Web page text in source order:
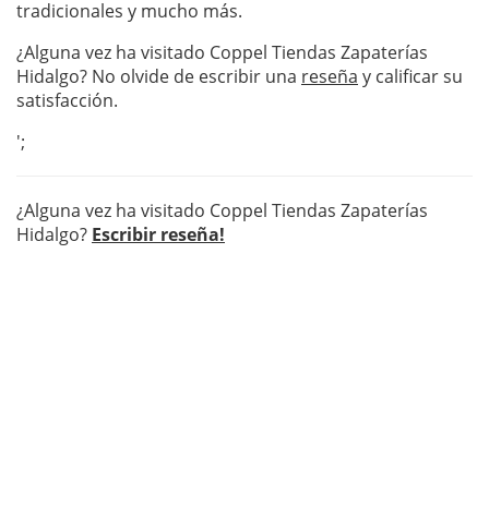
tradicionales y mucho más.
¿Alguna vez ha visitado Coppel Tiendas Zapaterías
Hidalgo? No olvide de escribir una reseña y calificar su
satisfacción.
';
¿Alguna vez ha visitado Coppel Tiendas Zapaterías
Hidalgo? Escribir reseña!